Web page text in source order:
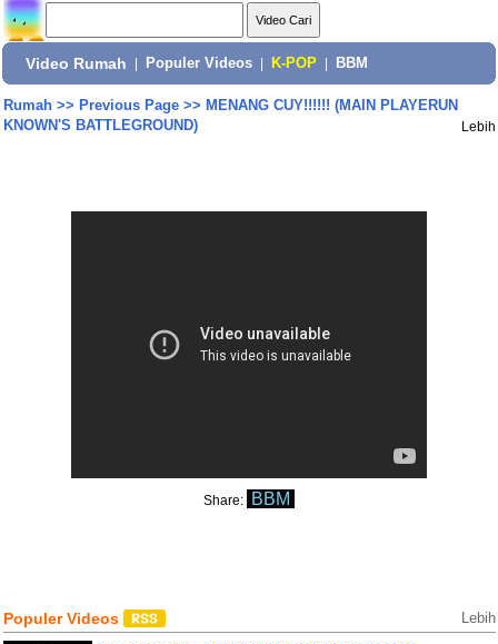
Video Rumah Populer Videos K-POP BBM
Rumah>> Previous Page>> MENANG CUY!!!!!! (MAIN PLAYERUN
KNOWN'S BATTLEGROUND)
Lebih
Share: BBM
Populer Videos Lebih